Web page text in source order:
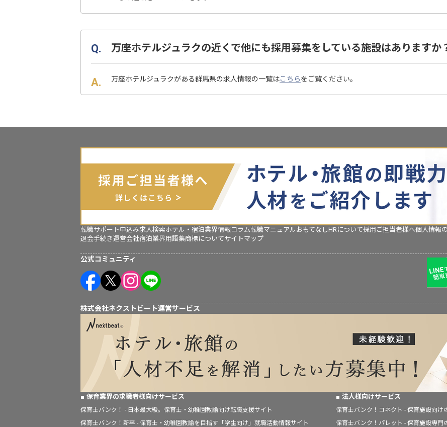
万座ホテルジュラクの近くで他にも採用募集をしている施設はありますか
万座ホテルジュラクがある群馬県の求人情報の一覧はこちらをご覧ください。
転職サポート申込み求人検索ホテル・宿泊業界情報コラム転職マニュアルおもてなしHRについて採用ご担当者様へ個人情報
退会手続き運営会社宿泊業界用語集商標についてサイトマップ
公式コミュニティ
株式会社ネクストビート運営サービス
保育業界の求職者様向けサービス
保育士バンク！ - 日本最大級。保育士・幼稚園教諭向け転職支援サイト
保育士バンク！新卒 - 保育士・幼稚園教諭を目指す「学生向け」就職活動情報サイト
法人様向けサービス
保育士バンク！コネクト - 保育施設向け
保育士バンク！パレット - 保育施設専門